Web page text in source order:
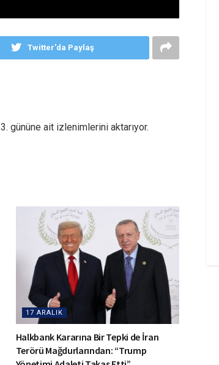
Twitter'da Paylaş
gününe ait izlenimlerini aktarıyor.
17 ARALIK
Halkbank Kararına Bir Tepki de İran
Terörü Mağdurlarından: “Trump